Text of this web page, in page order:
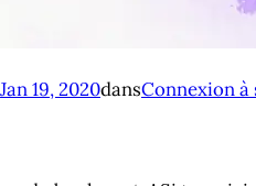
Jan 19, 2020dansConnexion à